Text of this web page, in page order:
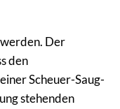
Der
den
Scheuer-Saug-
stehenden